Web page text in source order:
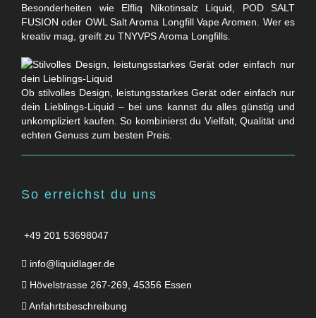
Besonderheiten wie Elfliq Nikotinsalz Liquid, POD SALT
FUSION oder OWL Salt Aroma Longfill Vape Aromen. Wer es
kreativ mag, greift zu TNYVPS Aroma Longfills.
Ob stilvolles Design, leistungsstarkes Gerät oder einfach nur
dein Lieblings-Liquid – bei uns kannst du alles günstig und
unkompliziert kaufen. So kombinierst du Vielfalt, Qualität und
echten Genuss zum besten Preis.
So erreichst du uns
+49 201 53698047
info@liquidlager.de
Hövelstrasse 267-269, 45356 Essen
Anfahrtsbeschreibung